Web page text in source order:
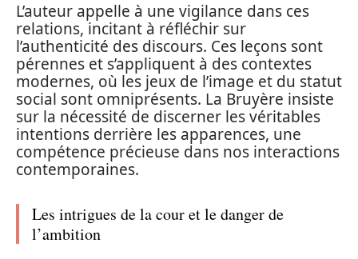
L’auteur appelle à une vigilance dans ces
relations, incitant à réfléchir sur
l’authenticité des discours. Ces leçons sont
pérennes et s’appliquent à des contextes
modernes, où les jeux de l’image et du statut
social sont omniprésents. La Bruyère insiste
sur la nécessité de discerner les véritables
intentions derrière les apparences, une
compétence précieuse dans nos interactions
contemporaines.
Les intrigues de la cour et le danger de
l’ambition